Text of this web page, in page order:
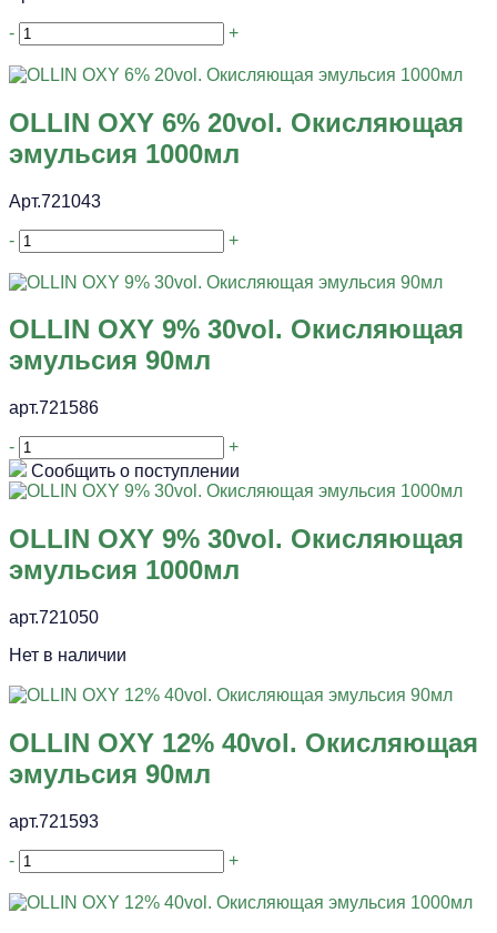
- +
OLLIN OXY 6% 20vol. Окисляющая
эмульсия 1000мл
Арт.721043
- +
OLLIN OXY 9% 30vol. Окисляющая
эмульсия 90мл
арт.721586
-
+
Сообщить о поступлении
OLLIN OXY 9% 30vol. Окисляющая
эмульсия 1000мл
арт.721050
Нет в наличии
OLLIN OXY 12% 40vol. Окисляющая
эмульсия 90мл
арт.721593
- +